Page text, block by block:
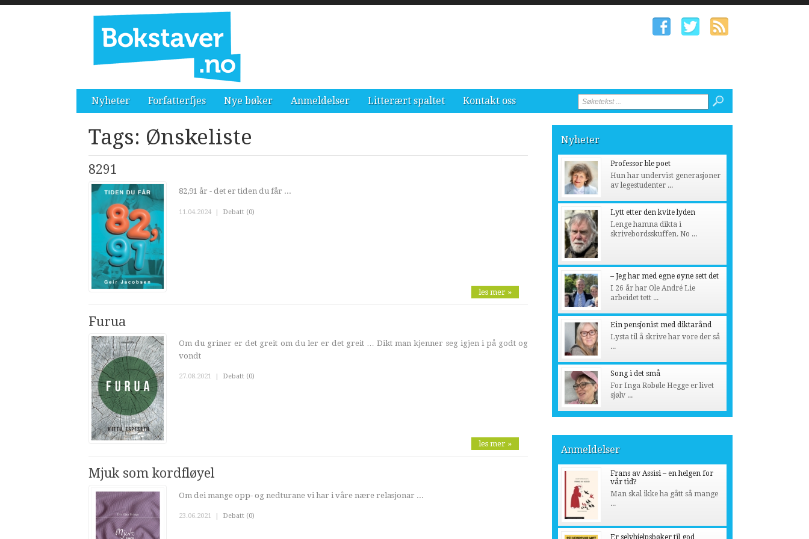
Nyheter Forfatterfjes Nye bøker Anmeldelser Litterært spaltet Kontakt oss
Tags: Ønskeliste
8291
82,91 år - det er tiden du får ...
11.04.2024 | Debatt (0)
les mer »
Furua
Om du griner er det greit om du ler er det greit … Dikt man kjenner seg igjen i på godt og
vondt
27.08.2021 Debatt (0)
les mer »
Mjuk som kordfløyel
Om dei mange opp- og nedturane vi har i våre nære relasjonar ...
23.06.2021 | Debatt (0)
Nyheter
Professor ble poet
Hun har undervist generasjoner
av legestudenter ...
Lytt etter den kvite lyden
Lenge hamna dikta i
skrivebordsskuffen. No ...
– Jeg har med egne øyne sett det
I 26 år har Ole André Lie
arbeidet tett ...
Ein pensjonist med diktarånd
Lysta til å skrive har vore der så
...
Song i det små
For Inga Robøle Hegge er livet
sjølv ...
Anmeldelser
Frans av Assisi – en helgen for
vår tid?
Man skal ikke ha gått så mange
...
Er selvhjelpsbøker til god